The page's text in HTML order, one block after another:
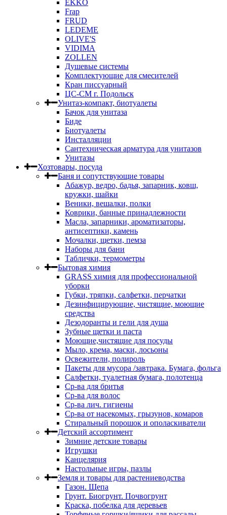
EKKO
Frap
FRUD
LEDEME
OLIVE'S
VIDIMA
ZOLLEN
Душевые системы
Комплектующие для смесителей
Кран писсуарный
ЦС-СМ г. Подольск
Унитаз-компакт, биотуалеты
Бачок для унитаза
Биде
Биотуалеты
Инсталляции
Сантехническая арматура для унитазов
Унитазы
Хозтовары, посуда
Баня и сопутствующие товары
Абажур, ведро, бадья, запарник, ковш,
кружки, шайки
Веники, вешалки, полки
Коврики, банные принадлежности
Масла, запарники, ароматизаторы,
антисептики, камень
Мочалки, щетки, пемза
Наборы для бани
Таблички, термометры
Бытовая химия
GRASS химия для профессиональной
уборки
Губки, тряпки, салфетки, перчатки
Дезинфицирующие, чистящие, моющие
средства
Дезодоранты и гели для душа
Зубные щетки и паста
Моющие,чистящие для посуды
Мыло, крема, маски, лосьоны
Освежители, полироль
Пакеты для мусора /завтрака. Бумага, фольга
Салфетки, туалетная бумага, полотенца
Ср-ва для бритья
Ср-ва для волос
Ср-ва лич. гигиены
Ср-ва от насекомых, грызунов, комаров
Стиральный порошок и ополаскиватели
Детский ассортимент
Зимние детские товары
Игрушки
Канцелярия
Настольные игры, пазлы
Земля и товары для растениеводства
Газон. Щепа
Грунт. Биогрунт. Почвогрунт
Краска, побелка для деревьев